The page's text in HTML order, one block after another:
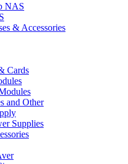
NAS
& Accessories
Cards
and Other
Supplies